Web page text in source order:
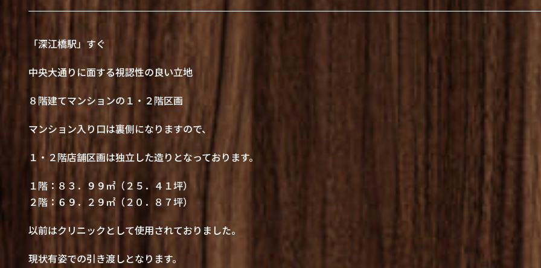
「深江橋駅」すぐ
中央大通りに面する視認性の良い立地
８階建てマンションの１・２階区画
マンション入り口は裏側になりますので、
１・２階店舗区画は独立した造りとなっております。
１階：８３．９９㎡（２５．４１坪）
２階：６９．２９㎡（２０．８７坪）
以前はクリニックとして使用されておりました。
現状有姿での引き渡しとなります。